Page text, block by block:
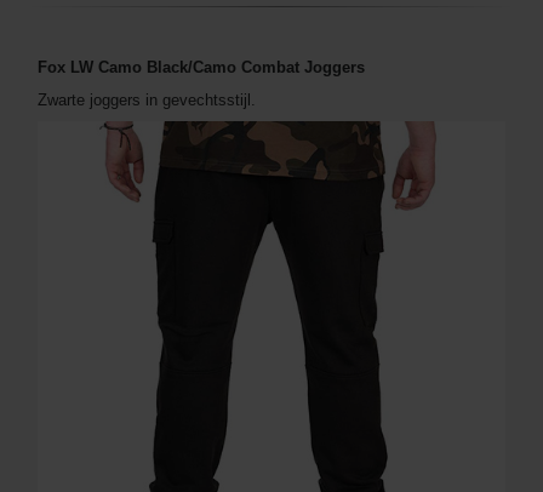
Fox LW Camo Black/Camo Combat Joggers
Zwarte joggers in gevechtsstijl.